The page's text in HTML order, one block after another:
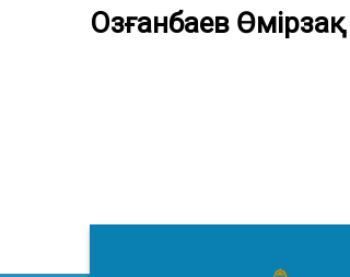
Озғанбаев Өмірзақ